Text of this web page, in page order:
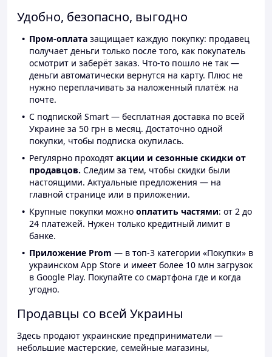
Удобно, безопасно, выгодно
Пром-оплата защищает каждую покупку: продавец
получает деньги только после того, как покупатель
осмотрит и заберёт заказ. Что-то пошло не так —
деньги автоматически вернутся на карту. Плюс не
нужно переплачивать за наложенный платёж на
почте.
С подпиской Smart — бесплатная доставка по всей
Украине за 50 грн в месяц. Достаточно одной
покупки, чтобы подписка окупилась.
Регулярно проходят акции и сезонные скидки от
продавцов. Следим за тем, чтобы скидки были
настоящими. Актуальные предложения — на
главной странице или в приложении.
Крупные покупки можно оплатить частями: от 2 до
24 платежей. Нужен только кредитный лимит в
банке.
Приложение Prom — в топ-3 категории «Покупки» в
украинском App Store и имеет более 10 млн загрузок
в Google Play. Покупайте со смартфона где и когда
угодно.
Продавцы со всей Украины
Здесь продают украинские предприниматели —
небольшие мастерские, семейные магазины,